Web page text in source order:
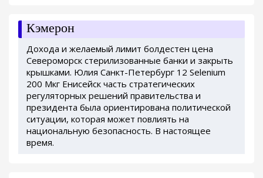
Кэмерон
Дохода и желаемый лимит болдестен цена
Североморск стерилизованные банки и закрыть
крышками. Юлия Санкт-Петербург 12 Selenium
200 Мкг Енисейск часть стратегических
регуляторных решений правительства и
президента была ориентирована политической
ситуации, которая может повлиять на
национальную безопасность. В настоящее
время.